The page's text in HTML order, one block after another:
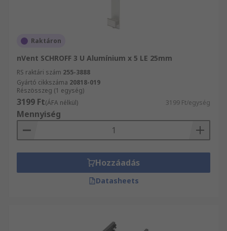
Raktáron
nVent SCHROFF 3 U Alumínium x 5 LE 25mm
RS raktári szám 255-3888
Gyártó cikkszáma 20818-019
Részösszeg (1 egység)
3199 Ft(ÁFA nélkül) 3199 Ft/egység
Mennyiség
Hozzáadás
Datasheets